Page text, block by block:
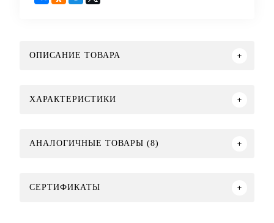
ОПИСАНИЕ ТОВАРА
ХАРАКТЕРИСТИКИ
АНАЛОГИЧНЫЕ ТОВАРЫ (8)
СЕРТИФИКАТЫ